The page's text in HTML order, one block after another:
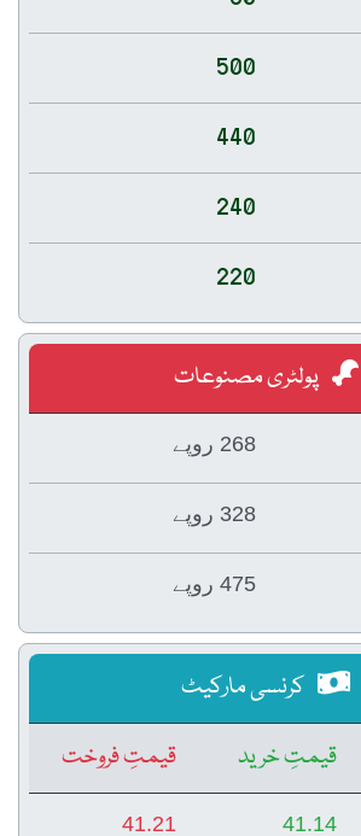
500
440
240
220
پولٹری مصنوعات
268 روپے
328 روپے
475 روپے
کرنسی مارکیٹ
قیمتِ خرید
قیمتِ فروخت
41.14
41.21